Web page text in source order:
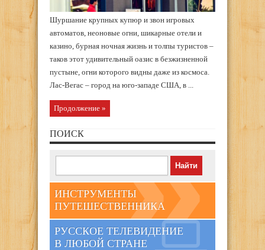
Шуршание крупных купюр и звон игровых
автоматов, неоновые огни, шикарные отели и
казино, бурная ночная жизнь и толпы туристов –
таков этот удивительный оазис в безжизненной
пустыне, огни которого видны даже из космоса.
Лас-Вегас – город на юго-западе США, в ...
Продолжение »
ПОИСК
ИНСТРУМЕНТЫ
ПУТЕШЕСТВЕННИКА
РУССКОЕ ТЕЛЕВИДЕНИЕ
В ЛЮБОЙ СТРАНЕ